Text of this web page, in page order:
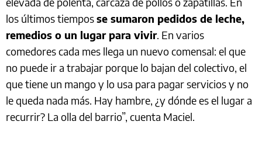
los últimos tiemposse sumaron pedidos de leche,
remedios o un lugar para vivir. En varios
comedores cada mes llega un nuevo comensal: el que
no puede ir a trabajar porque lo bajan del colectivo, el
que tiene un mango y lo usa para pagar servicios y no
le queda nada más. Hay hambre, ¿y dónde es el lugar a
recurrir? La olla del barrio”, cuenta Maciel.